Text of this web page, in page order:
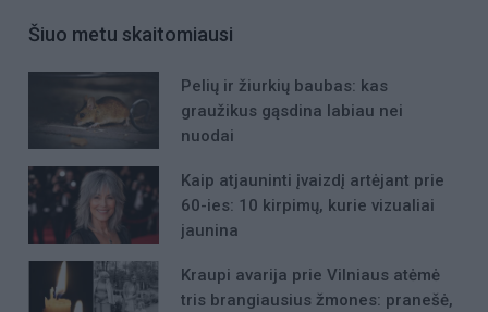
Šiuo metu skaitomiausi
Pelių ir žiurkių baubas: kas
graužikus gąsdina labiau nei
nuodai
Kaip atjauninti įvaizdį artėjant prie
60-ies: 10 kirpimų, kurie vizualiai
jaunina
Kraupi avarija prie Vilniaus atėmė
tris brangiausius žmones: pranešė,